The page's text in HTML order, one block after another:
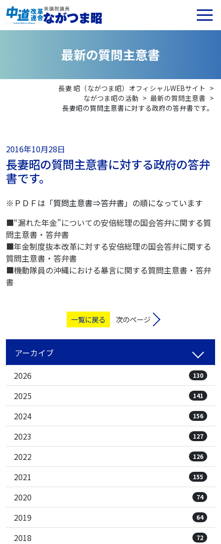
最新の質問主意書
長妻 昭（ながつま昭）オフィシャルWEBサイト >
ながつま昭の活動 > 最新の質問主意書 >
長妻昭の質問主意書に対する政府の答弁書です。
2016年10月28日
長妻昭の質問主意書に対する政府の答弁
書です。
※ＰＤＦは「質問主意書⇒答弁書」の順になっています
■“漏れた年金”についての安倍総理の国会答弁に関する質
問主意書・答弁書
■年金制度抜本改革に対する安倍総理の国会答弁に関する
質問主意書・答弁書
■機動隊員の沖縄における暴言に関する質問主意書・答弁
書
一覧に戻る 次のページ
アーカイブ
2026
130
2025 141
2024 156
2023 127
2022 126
2021 155
2020 74
2019 64
2018 72